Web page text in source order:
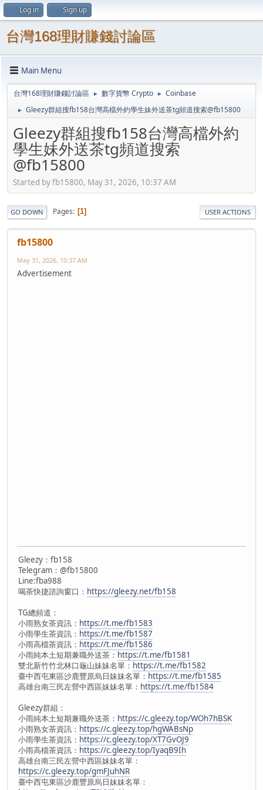
Log in Sign up
台灣168理財賺錢討論區
Main Menu
台灣168理財賺錢討論區 ► 數字貨幣 Crypto ► Coinbase
► Gleezy群組搜fb158台灣高檔外約學生妹外送茶tg頻道搜索@fb15800
Gleezy群組搜fb158台灣高檔外約
學生妹外送茶tg頻道搜索
@fb15800
Started by fb15800, May 31, 2026, 10:37 AM
GO DOWN Pages 1 USER ACTIONS
fb15800
May 31, 2026, 10:37 AM
Advertisement
Gleezy：fb158
Telegram：@fb15800
Line:fba988
喝茶快捷諮詢窗口： https://gleezy.net/fb158
TG總頻道：
小雨熟女茶資訊： https://t.me/fb1583
小雨學生茶資訊： https://t.me/fb1587
小雨高檔茶資訊： https://t.me/fb1586
小雨純本土短期兼職外送茶： https://t.me/fb1581
雙北新竹竹北林口龜山妹妹名單： https://t.me/fb1582
臺中西屯東區沙鹿豐原烏日妹妹名單： https://t.me/fb1585
高雄台南三民左營中西區妹妹名單： https://t.me/fb1584
Gleezy群組：
小雨純本土短期兼職外送茶： https://c.gleezy.top/WOh7hBSK
小雨熟女茶資訊： https://c.gleezy.top/hgWABsNp
小雨學生茶資訊： https://c.gleezy.top/XT7GvOJ9
小雨高檔茶資訊： https://c.gleezy.top/IyaqB9Ih
高雄台南三民左營中西區妹妹名單：
https://c.gleezy.top/gmFJuhNR
臺中西屯東區沙鹿豐原烏日妹妹名單：